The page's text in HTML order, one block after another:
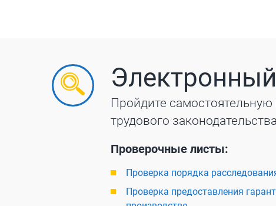
Пройдите
трудового законодательства
Проверочные листы:
Проверка порядка
Проверка предоставления